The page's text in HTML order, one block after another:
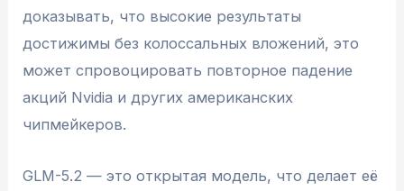
доказывать, что высокие результаты
достижимы без колоссальных вложений, это
может спровоцировать повторное падение
акций Nvidia и других американских
чипмейкеров.
GLM-5.2 — это открытая модель, что делает её